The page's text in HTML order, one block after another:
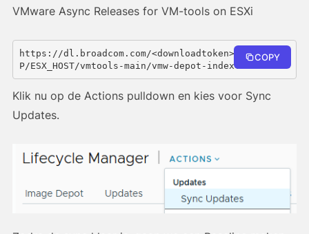
VMware Async Releases for VM-tools on ESXi
https://dl.broadcom.com/<downloadtoken>/PROD/COM
P/ESX_HOST/vmtools-main/vmw-depot-index.xml
COPY
Klik nu op de Actions pulldown en kies voor Sync
Updates.